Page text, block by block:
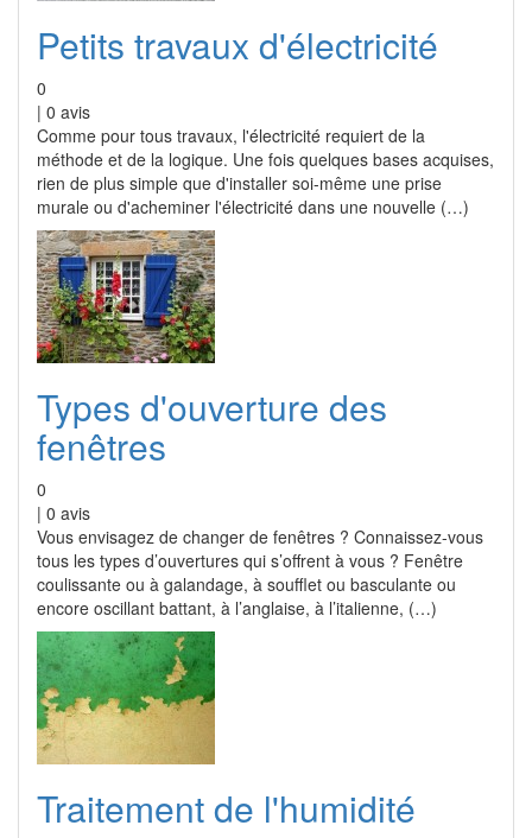
Petits travaux d'électricité
0
| 0 avis
Comme pour tous travaux, l'électricité requiert de la
méthode et de la logique. Une fois quelques bases acquises,
rien de plus simple que d'installer soi-même une prise
murale ou d'acheminer l'électricité dans une nouvelle (…)
Types d'ouverture des
fenêtres
0
| 0 avis
Vous envisagez de changer de fenêtres ? Connaissez-vous
tous les types d’ouvertures qui s’offrent à vous ? Fenêtre
coulissante ou à galandage, à soufflet ou basculante ou
encore oscillant battant, à l’anglaise, à l’italienne, (…)
Traitement de l'humidité